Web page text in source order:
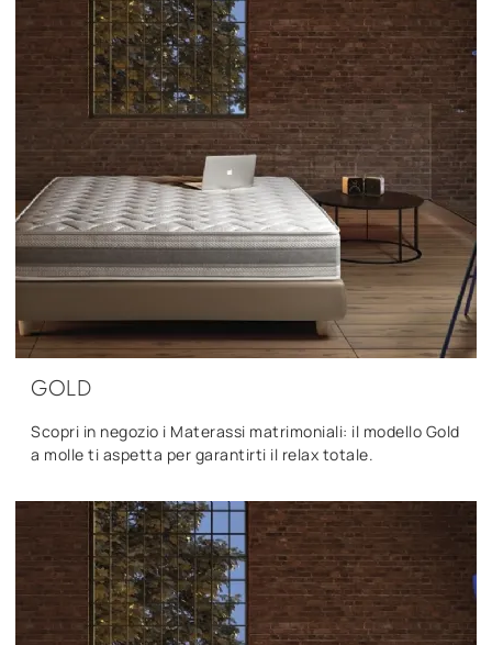
GOLD
Scopri in negozio i Materassi matrimoniali: il modello Gold
a molle ti aspetta per garantirti il relax totale.